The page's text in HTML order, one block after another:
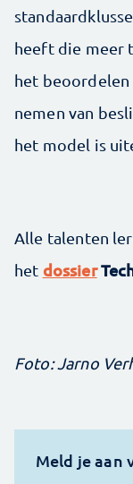
heeft die meer
het beoordelen
nemen van
het model is
Alle talenten
het dossier
Foto: Jarno
Meld je aan